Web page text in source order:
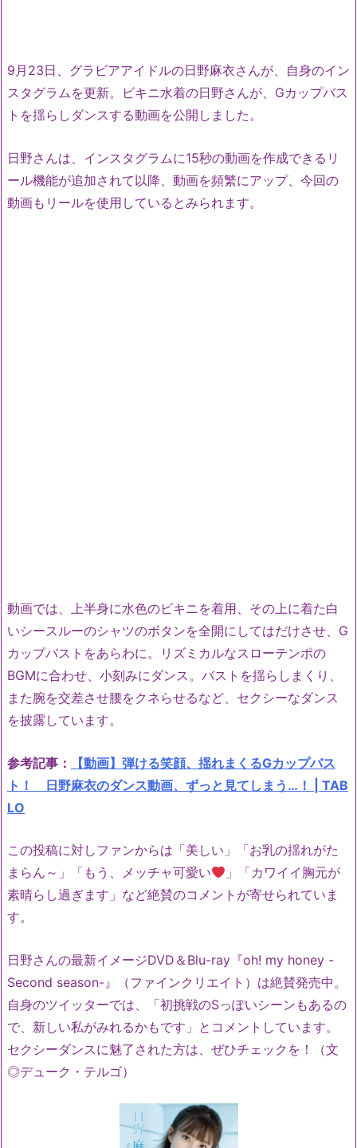
9月23日、グラビアアイドルの日野麻衣さんが、自身のイン
スタグラムを更新。ビキニ水着の日野さんが、Gカップバス
トを揺らしダンスする動画を公開しました。
日野さんは、インスタグラムに15秒の動画を作成できるリ
ール機能が追加されて以降、動画を頻繁にアップ、今回の
動画もリールを使用しているとみられます。
動画では、上半身に水色のビキニを着用、その上に着た白
いシースルーのシャツのボタンを全開にしてはだけさせ、G
カップバストをあらわに。リズミカルなスローテンポの
BGMに合わせ、小刻みにダンス。バストを揺らしまくり、
また腕を交差させ腰をクネらせるなど、セクシーなダンス
を披露しています。
参考記事：
【動画】弾ける笑顔、揺れまくるGカップバス
ト！ 日野麻衣のダンス動画、ずっと見てしまう…！ | TAB
LO
この投稿に対しファンからは「美しい」「お乳の揺れがた
まらん～」「もう、メッチャ可愛い
」「カワイイ胸元が
素晴らし過ぎます」など絶賛のコメントが寄せられていま
す。
日野さんの最新イメージDVD＆Blu-ray『oh! my honey -
Second season-』（ファインクリエイト）は絶賛発売中。
自身のツイッターでは、「初挑戦のSっぽいシーンもあるの
で、新しい私がみれるかもです」とコメントしています。
セクシーダンスに魅了された方は、ぜひチェックを！（文
◎デューク・テルゴ）